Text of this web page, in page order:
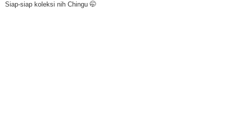
Siap-siap koleksi nih Chingu 🤭